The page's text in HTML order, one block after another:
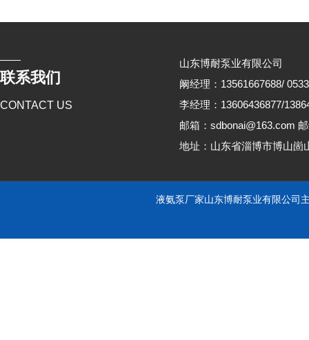
联系我们
CONTACT US
山东博耐泵业有限公司
阚经理：13561667688/
李经理：13606436877/
邮箱：sdbonai@163.com
地址：山东省淄博市博山崮
液氨泵厂家山东博耐泵业有限公司